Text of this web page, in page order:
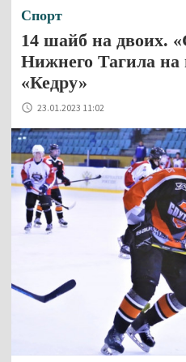
Спорт
14 шайб на двоих.
Нижнего Тагила на
«Кедру»
23.01.2023 11:02